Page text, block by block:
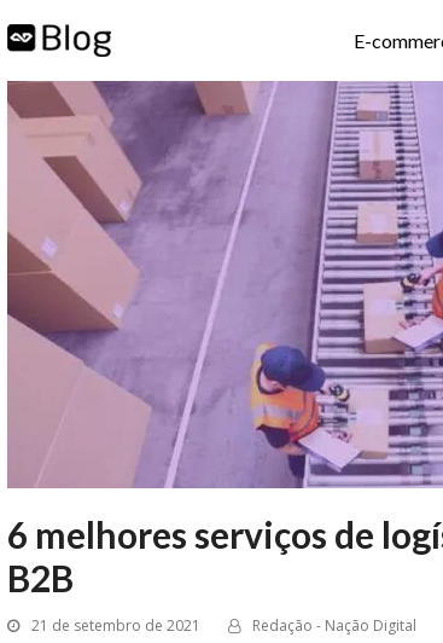
E-
6 melhores serviços de
B2B
21 de setembro de 2021
Redação - Nação Digital